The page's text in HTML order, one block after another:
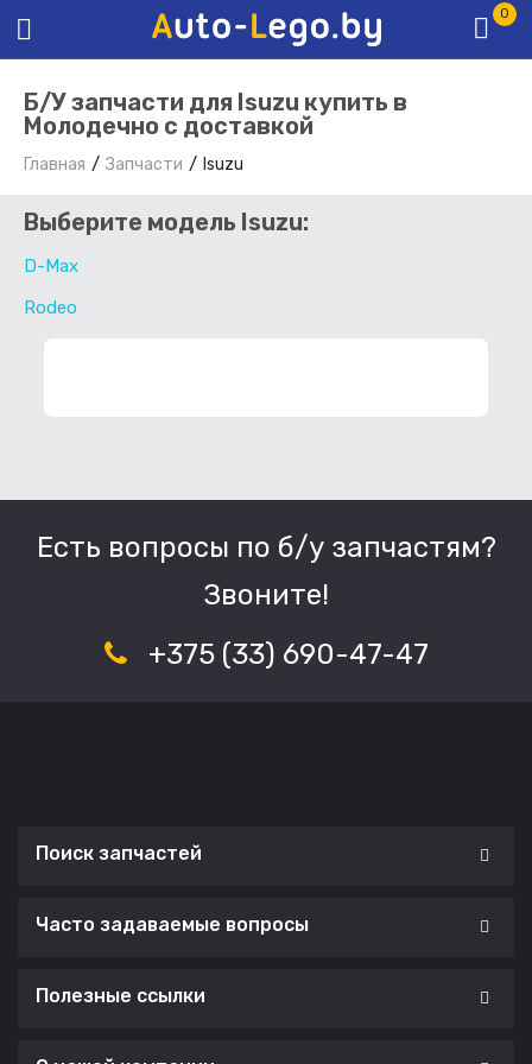
0
Б/У запчасти для Isuzu купить в
Молодечно с доставкой
Главная Запчасти Isuzu
Выберите модель Isuzu:
D-Max
Rodeo
Есть вопросы по б/у запчастям?
Звоните!
+375 (33) 690-47-47
Поиск запчастей
Часто задаваемые вопросы
Полезные ссылки